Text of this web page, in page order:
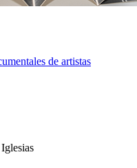
de artistas